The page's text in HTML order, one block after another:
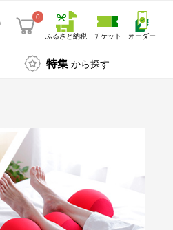
0
ふるさと納税 チケット オーダー
特集 から探す